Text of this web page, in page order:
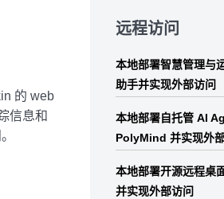
的 web
信息和
footer
远程访问
本地部署智慧管理与
助手并实现外部访问
本地部署自托管 AI
PolyMind 并实现外
本地部署开源远程桌
并实现外部访问